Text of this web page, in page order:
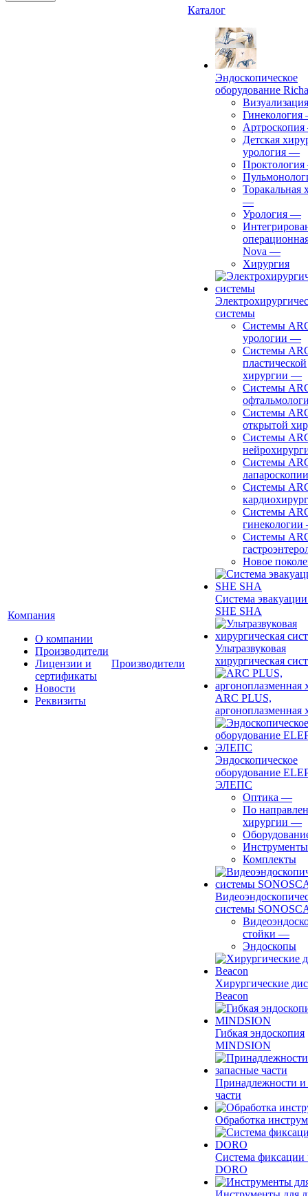
Компания
О компании
Производители
Лицензии и
сертификаты
Новости
Реквизиты
Производители
Каталог
Эндоскопическое
оборудование
Визуализация
Гинекология
Артроскопия
Детская
урология —
Проктология
Торакальная
—
Урология —
Nova —
Хирургия
системы
Системы
урологии —
Системы
пластической
хирургии —
Системы
Системы
открытой
Системы
Системы
лапароскопии
Системы
Системы
гинекологии
Системы
Новое
Система
SHE SHA
Ультразвуковая
хирургическая
ARC PLUS,
аргоноплазменная
Эндоскопическое
оборудование
ЭЛЕПС
Оптика —
По
хирургии —
Инструменты
Комплекты
системы
стойки —
Эндоскопы
Хирургические
Beacon
Гибкая эндоскопия
MINDSION
Принадлежности и
части
Обработка
Система фиксации
DORO